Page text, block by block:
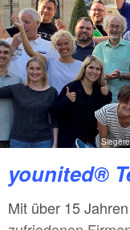
younited®
Mit über 15